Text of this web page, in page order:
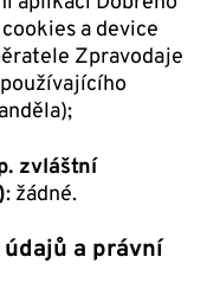
a device
Zpravodaje
zvláštní
: žádné.
a právní